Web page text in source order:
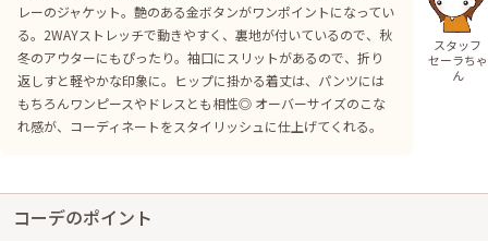
レーのジャケット。艶のある金ボタンがワンポイントになってい
る。2WAYストレッチで動きやすく、裏地が付いているので、秋
冬のアウターにもぴったり。袖口にスリットがあるので、折り
返しすと軽やかな印象に。ヒップに掛かる着丈は、パンツには
もちろんワンピースやドレスとも相性◎ オーバーサイズのこな
れ感が、コーディネートをスタイリッシュに仕上げてくれる。
スタッフ
セーラちゃ
ん
コーデのポイント